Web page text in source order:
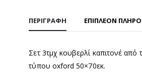
ΠΕΡΙΓΡΑΦΉ ΕΠΙΠΛΈΟΝ
Σετ 3τμχ κουβερλί καπιτονέ
τύπου oxford 50×70εκ.